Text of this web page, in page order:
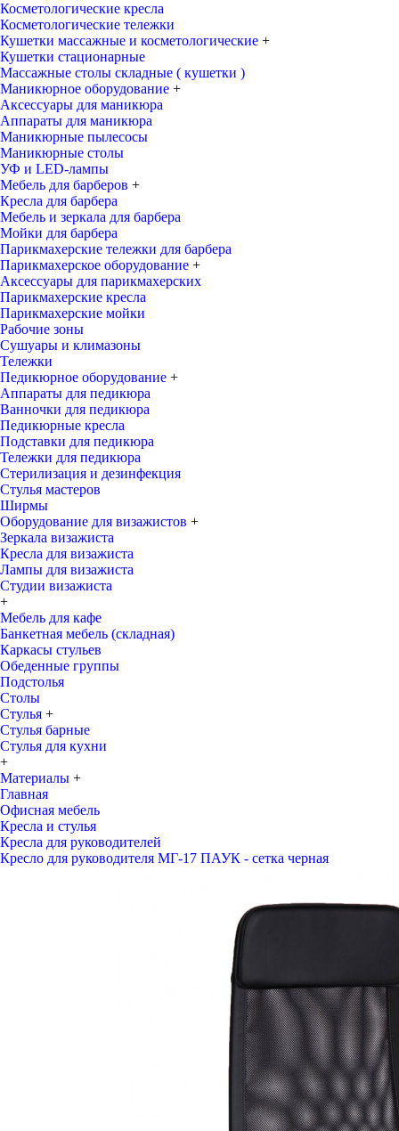
Косметологические кресла
Косметологические тележки
Кушетки массажные и косметологические +
Кушетки стационарные
Массажные столы складные ( кушетки )
Маникюрное оборудование +
Аксессуары для маникюра
Аппараты для маникюра
Маникюрные пылесосы
Маникюрные столы
УФ и LED-лампы
Мебель для барберов +
Кресла для барбера
Мебель и зеркала для барбера
Мойки для барбера
Парикмахерские тележки для барбера
Парикмахерское оборудование +
Аксессуары для парикмахерских
Парикмахерские кресла
Парикмахерские мойки
Рабочие зоны
Сушуары и климазоны
Тележки
Педикюрное оборудование +
Аппараты для педикюра
Ванночки для педикюра
Педикюрные кресла
Подставки для педикюра
Тележки для педикюра
Стерилизация и дезинфекция
Стулья мастеров
Ширмы
Оборудование для визажистов +
Зеркала визажиста
Кресла для визажиста
Лампы для визажиста
Студии визажиста
+
Мебель для кафе
Банкетная мебель (складная)
Каркасы стульев
Обеденные группы
Подстолья
Столы
Стулья +
Стулья барные
Стулья для кухни
+
Материалы +
Главная
Офисная мебель
Кресла и стулья
Кресла для руководителей
Кресло для руководителя МГ-17 ПАУК - сетка черная